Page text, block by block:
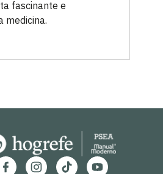
fascinante e
medicina.